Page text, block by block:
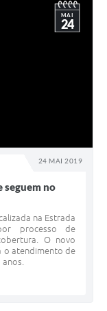
24 MAI 2019
MAI
24
seguem no
na Estrada
processo de
O novo
o atendimento de